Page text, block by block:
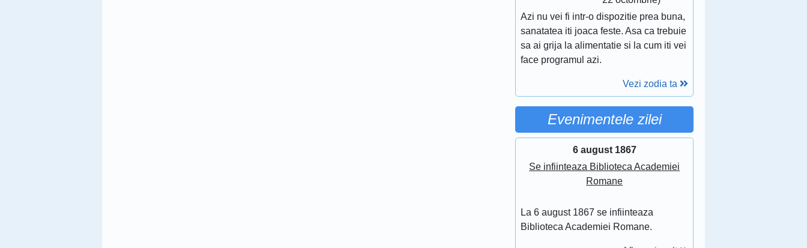
Azi nu vei fi intr-o dispozitie prea buna,
sanatatea iti joaca feste. Asa ca trebuie
sa ai grija la alimentatie si la cum iti vei
face programul azi.
Vezi zodia ta
Evenimentele zilei
6 august 1867
Se infiinteaza Biblioteca Academiei
Romane
La 6 august 1867 se infiinteaza
Biblioteca Academiei Romane.